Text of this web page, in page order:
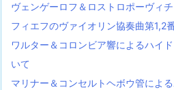
ヴェンゲーロフ＆ロストロポーヴィ
フィエフのヴァイオリン協奏曲第1,2
ワルター＆コロンビア響によるハ
いて
マリナー＆コンセルトヘボウ管によ